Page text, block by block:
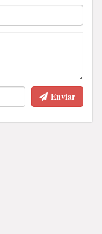
Enviar